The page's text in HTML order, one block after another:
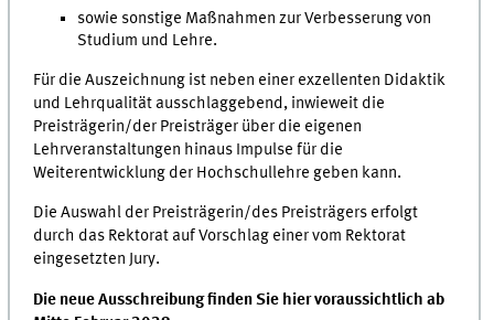
sowie sonstige Maßnahmen zur Verbesserung von
Studium und Lehre.
Für die Auszeichnung ist neben einer exzellenten Didaktik
und Lehrqualität ausschlaggebend, inwieweit die
Preisträgerin/der Preisträger über die eigenen
Lehrveranstaltungen hinaus Impulse für die
Weiterentwicklung der Hochschullehre geben kann.
Die Auswahl der Preisträgerin/des Preisträgers erfolgt
durch das Rektorat auf Vorschlag einer vom Rektorat
eingesetzten Jury.
Die neue Ausschreibung finden Sie hier voraussichtlich ab